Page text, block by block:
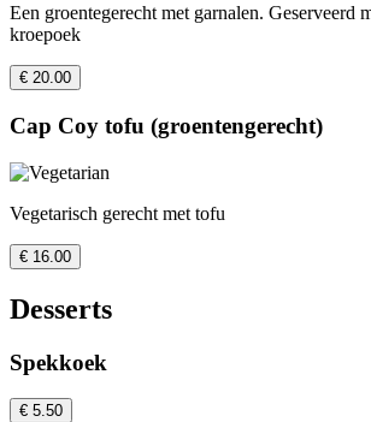
Een groentegerecht met garnalen. Geserveerd
kroepoek
€ 20.00
Cap Coy tofu (groentengerecht)
Vegetarisch gerecht met tofu
€ 16.00
Desserts
Spekkoek
€ 5.50